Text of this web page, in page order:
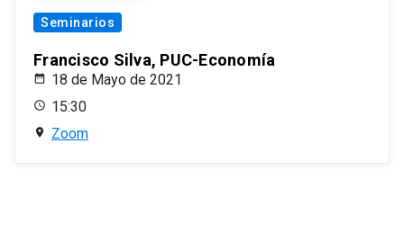
Seminarios
Francisco Silva, PUC-Economía
18 de Mayo de 2021
15:30
Zoom